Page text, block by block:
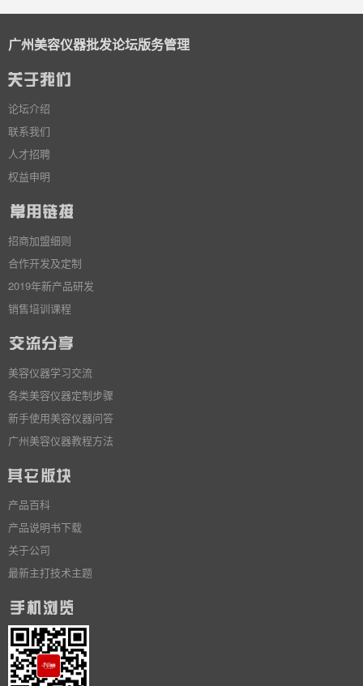
广州美容仪器批发论坛版务管理
论坛介绍
联系我们
人才招聘
权益申明
招商加盟细则
合作开发及定制
2019年新产品研发
销售培训课程
美容仪器学习交流
各类美容仪器定制步骤
新手使用美容仪器问答
广州美容仪器教程方法
产品百科
产品说明书下载
关于公司
最新主打技术主题